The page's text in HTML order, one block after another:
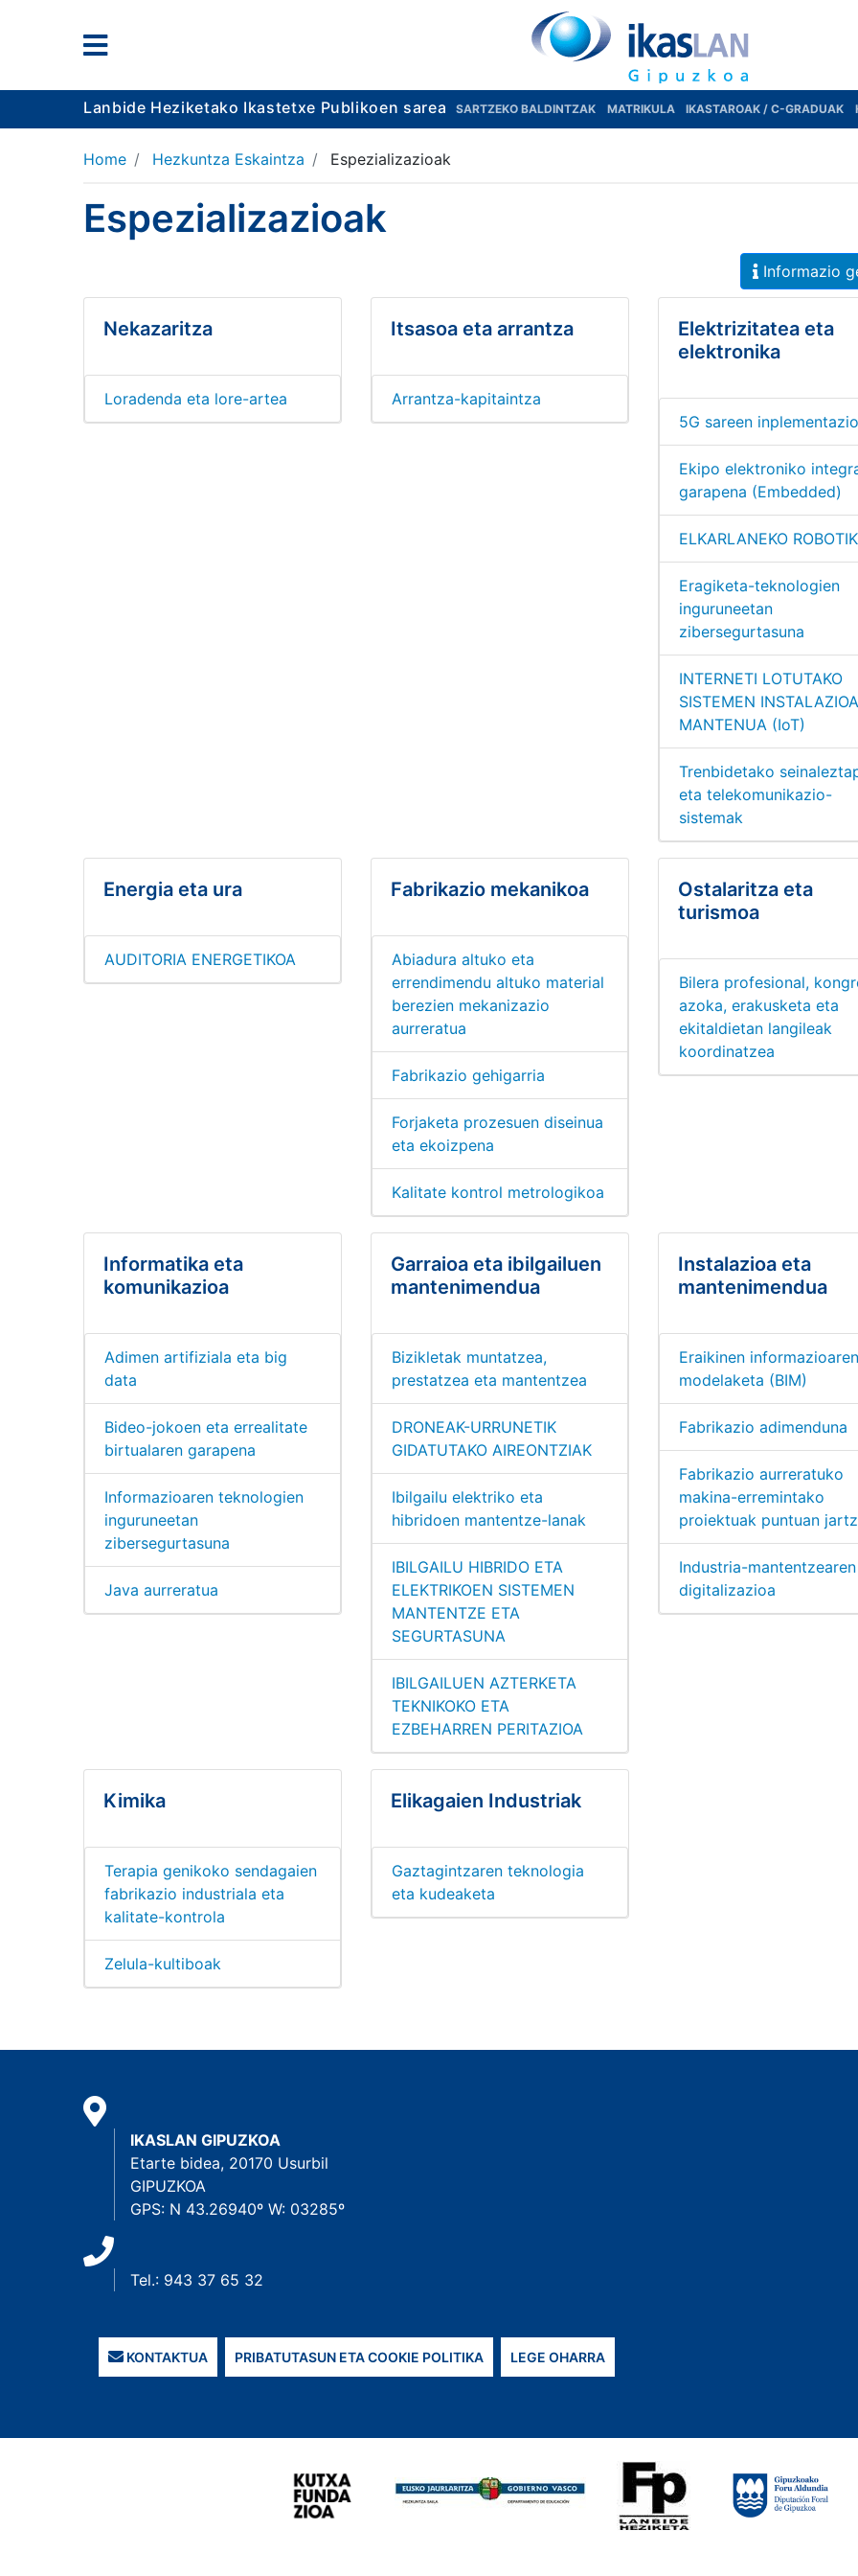
Lanbide Heziketako Ikastetxe Publikoen sarea SARTZEKO BALDINTZAK MATRIKULA IKASTAROAK / C-GRADUAK
Home Hezkuntza Eskaintza Espezializazioak
Espezializazioak
Informazio
Nekazaritza
Loradenda eta lore-artea
Itsasoa eta arrantza
Arrantza-kapitaintza
Elektrizitatea eta
elektronika
5G sareen
Ekipo elektroniko
garapena (Embedded)
ELKARLANEKO
Eragiketa-teknologien
inguruneetan
zibersegurtasuna
INTERNETI LOTUTAKO
SISTEMEN
MANTENUA (IoT)
Trenbidetako
eta telekomunikazio-
sistemak
Energia eta ura
AUDITORIA ENERGETIKOA
Fabrikazio mekanikoa
Abiadura altuko eta
errendimendu altuko material
berezien mekanizazio
aurreratua
Fabrikazio gehigarria
Forjaketa prozesuen diseinua
eta ekoizpena
Kalitate kontrol metrologikoa
Ostalaritza eta
turismoa
Bilera profesional,
azoka, erakusketa eta
ekitaldietan langileak
koordinatzea
Informatika eta
komunikazioa
Adimen artifiziala eta big
data
Bideo-jokoen eta errealitate
birtualaren garapena
Informazioaren teknologien
inguruneetan
zibersegurtasuna
Java aurreratua
Garraioa eta ibilgailuen
mantenimendua
Bizikletak muntatzea,
prestatzea eta mantentzea
DRONEAK-URRUNETIK
GIDATUTAKO AIREONTZIAK
Ibilgailu elektriko eta
hibridoen mantentze-lanak
IBILGAILU HIBRIDO ETA
ELEKTRIKOEN SISTEMEN
MANTENTZE ETA
SEGURTASUNA
IBILGAILUEN AZTERKETA
TEKNIKOKO ETA
EZBEHARREN PERITAZIOA
Instalazioa eta
mantenimendua
Eraikinen informazioaren
modelaketa (BIM)
Fabrikazio adimenduna
Fabrikazio aurreratuko
makina-erremintako
proiektuak puntuan
Industria-mantentzearen
digitalizazioa
Kimika
Terapia genikoko sendagaien
fabrikazio industriala eta
kalitate-kontrola
Zelula-kultiboak
Elikagaien Industriak
Gaztagintzaren teknologia
eta kudeaketa
IKASLAN GIPUZKOA
Etarte bidea, 20170 Usurbil
GIPUZKOA
GPS: N 43.26940º W: 03285º
Tel.: 943 37 65 32
KONTAKTUA PRIBATUTASUN ETA COOKIE POLITIKA LEGE OHARRA